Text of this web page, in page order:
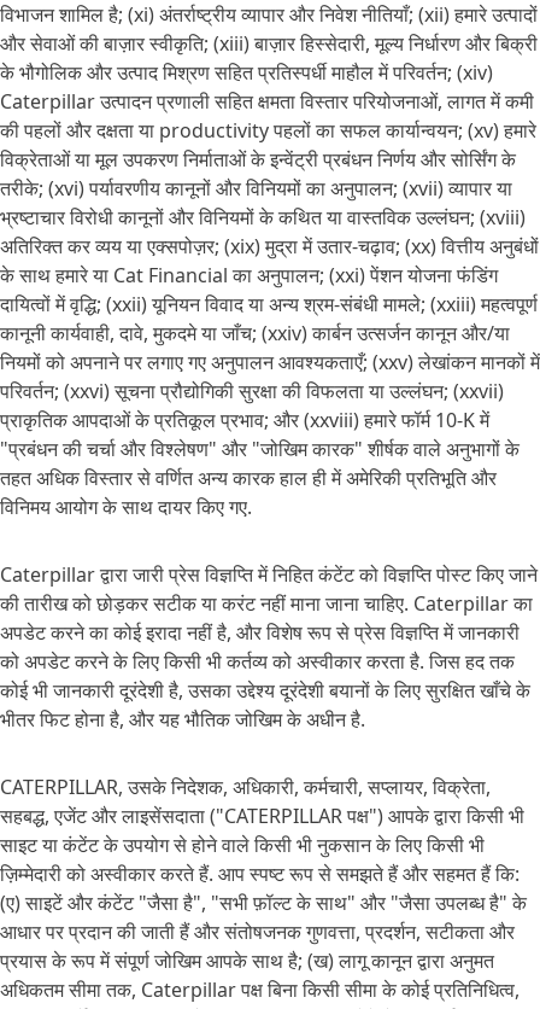
विभाजन शामिल है; (xi) अंतर्राष्ट्रीय व्यापार और निवेश नीतियाँ; (xii) हमारे उत्पादों
और सेवाओं की बाज़ार स्वीकृति; (xiii) बाज़ार हिस्सेदारी, मूल्य निर्धारण और बिक्री
के भौगोलिक और उत्पाद मिश्रण सहित प्रतिस्पर्धी माहौल में परिवर्तन; (xiv)
Caterpillar उत्पादन प्रणाली सहित क्षमता विस्तार परियोजनाओं, लागत में कमी
की पहलों और दक्षता या productivity पहलों का सफल कार्यान्वयन; (xv) हमारे
विक्रेताओं या मूल उपकरण निर्माताओं के इन्वेंट्री प्रबंधन निर्णय और सोर्सिंग के
तरीके; (xvi) पर्यावरणीय कानूनों और विनियमों का अनुपालन; (xvii) व्यापार या
भ्रष्टाचार विरोधी कानूनों और विनियमों के कथित या वास्तविक उल्लंघन; (xviii)
अतिरिक्त कर व्यय या एक्सपोज़र; (xix) मुद्रा में उतार-चढ़ाव; (xx) वित्तीय अनुबंधों
के साथ हमारे या Cat Financial का अनुपालन; (xxi) पेंशन योजना फंडिंग
दायित्वों में वृद्धि; (xxii) यूनियन विवाद या अन्य श्रम-संबंधी मामले; (xxiii) महत्वपूर्ण
कानूनी कार्यवाही, दावे, मुकदमे या जाँच; (xxiv) कार्बन उत्सर्जन कानून और/या
नियमों को अपनाने पर लगाए गए अनुपालन आवश्यकताएँ; (xxv) लेखांकन मानकों में
परिवर्तन; (xxvi) सूचना प्रौद्योगिकी सुरक्षा की विफलता या उल्लंघन; (xxvii)
प्राकृतिक आपदाओं के प्रतिकूल प्रभाव; और (xxviii) हमारे फॉर्म 10-K में
"प्रबंधन की चर्चा और विश्लेषण" और "जोखिम कारक" शीर्षक वाले अनुभागों के
तहत अधिक विस्तार से वर्णित अन्य कारक हाल ही में अमेरिकी प्रतिभूति और
विनिमय आयोग के साथ दायर किए गए.
Caterpillar द्वारा जारी प्रेस विज्ञप्ति में निहित कंटेंट को विज्ञप्ति पोस्ट किए जाने
की तारीख को छोड़कर सटीक या करंट नहीं माना जाना चाहिए. Caterpillar का
अपडेट करने का कोई इरादा नहीं है, और विशेष रूप से प्रेस विज्ञप्ति में जानकारी
को अपडेट करने के लिए किसी भी कर्तव्य को अस्वीकार करता है. जिस हद तक
कोई भी जानकारी दूरंदेशी है, उसका उद्देश्य दूरंदेशी बयानों के लिए सुरक्षित खाँचे के
भीतर फिट होना है, और यह भौतिक जोखिम के अधीन है.
CATERPILLAR, उसके निदेशक, अधिकारी, कर्मचारी, सप्लायर, विक्रेता,
सहबद्ध, एजेंट और लाइसेंसदाता ("CATERPILLAR पक्ष") आपके द्वारा किसी भी
साइट या कंटेंट के उपयोग से होने वाले किसी भी नुकसान के लिए किसी भी
ज़िम्मेदारी को अस्वीकार करते हैं. आप स्पष्ट रूप से समझते हैं और सहमत हैं कि:
(ए) साइटें और कंटेंट "जैसा है", "सभी फ़ॉल्ट के साथ" और "जैसा उपलब्ध है" के
आधार पर प्रदान की जाती हैं और संतोषजनक गुणवत्ता, प्रदर्शन, सटीकता और
प्रयास के रूप में संपूर्ण जोखिम आपके साथ है; (ख) लागू कानून द्वारा अनुमत
अधिकतम सीमा तक, Caterpillar पक्ष बिना किसी सीमा के कोई प्रतिनिधित्व,